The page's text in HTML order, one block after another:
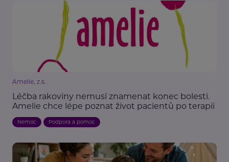
Amelie, z.s.
Léčba rakoviny nemusí znamenat konec bolesti.
Amelie chce lépe poznat život pacientů po terapii
Nemoc Podpora a pomoc